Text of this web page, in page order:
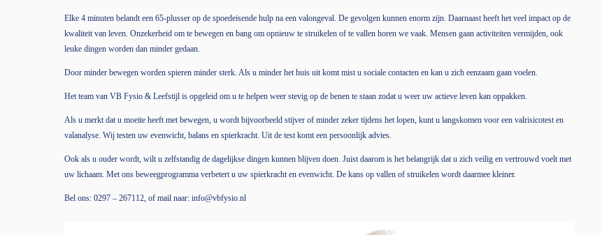
Elke 4 minuten belandt een 65-plusser op de spoedeisende hulp na een valongeval. De gevolgen kunnen enorm zijn. Daarnaast heeft het veel impact op de
kwaliteit van leven. Onzekerheid om te bewegen en bang om opnieuw te struikelen of te vallen horen we vaak. Mensen gaan activiteiten vermijden, ook
leuke dingen worden dan minder gedaan.
Door minder bewegen worden spieren minder sterk. Als u minder het huis uit komt mist u sociale contacten en kan u zich eenzaam gaan voelen.
Het team van VB Fysio & Leefstijl is opgeleid om u te helpen weer stevig op de benen te staan zodat u weer uw actieve leven kan oppakken.
Als u merkt dat u moeite heeft met bewegen, u wordt bijvoorbeeld stijver of minder zeker tijdens het lopen, kunt u langskomen voor een valrisicotest en
valanalyse. Wij testen uw evenwicht, balans en spierkracht. Uit de test komt een persoonlijk advies.
Ook als u ouder wordt, wilt u zelfstandig de dagelijkse dingen kunnen blijven doen. Juist daarom is het belangrijk dat u zich veilig en vertrouwd voelt met
uw lichaam. Met ons beweegprogramma verbetert u uw spierkracht en evenwicht. De kans op vallen of struikelen wordt daarmee kleiner.
Bel ons: 0297 – 267112, of mail naar: info@vbfysio.nl